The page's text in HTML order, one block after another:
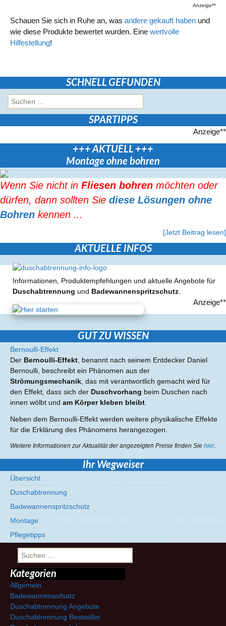
Anzeige**
Schauen Sie sich in Ruhe an, was andere gekauft haben und
wie diese Produkte bewertet wurden. Eine wertvolle
Hilfestellung!
SCHNELL GEFUNDEN
Suchen
nach:
SPARTIPPS
Anzeige**
+++ AKTUELL +++
Montage ohne bohren
Wenn Sie nicht in Fliesen bohren möchten oder
dürfen, dann sollten Sie diese Lösungen ohne
Bohren kennen ...
[Jetzt Beitrag lesen]
AKTUELLE INFOS
Informationen, Produktempfehlungen und aktuelle Angebote für
Duschabtrennung und Badewannenspritzschutz.
Anzeige**
GUT ZU WISSEN
Bernoulli-Effekt
Der Bernoulli-Effekt, benannt nach seinem Entdecker Daniel
Bernoulli, beschreibt ein Phänomen aus der
Strömungsmechanik, das mit verantwortlich gemacht wird für
den Effekt, dass sich der Duschvorhang beim Duschen nach
innen wölbt und am Körper kleben bleibt.
Neben dem Bernoulli-Effekt werden weitere physikalische Effekte
für die Erklärung des Phänomens herangezogen.
Weitere Informationen zur Aktualität der angezeigten Preise finden Sie hier.
Ihr Wegweiser
Übersicht
Duschabtrennung
Badewannenspritzschutz
Montage
Pflegetipps
Suchen
nach:
Kategorien
Allgemein
Badewannenaufsatz
Duschabtrennung Angebote
Duschabtrennung Bestseller